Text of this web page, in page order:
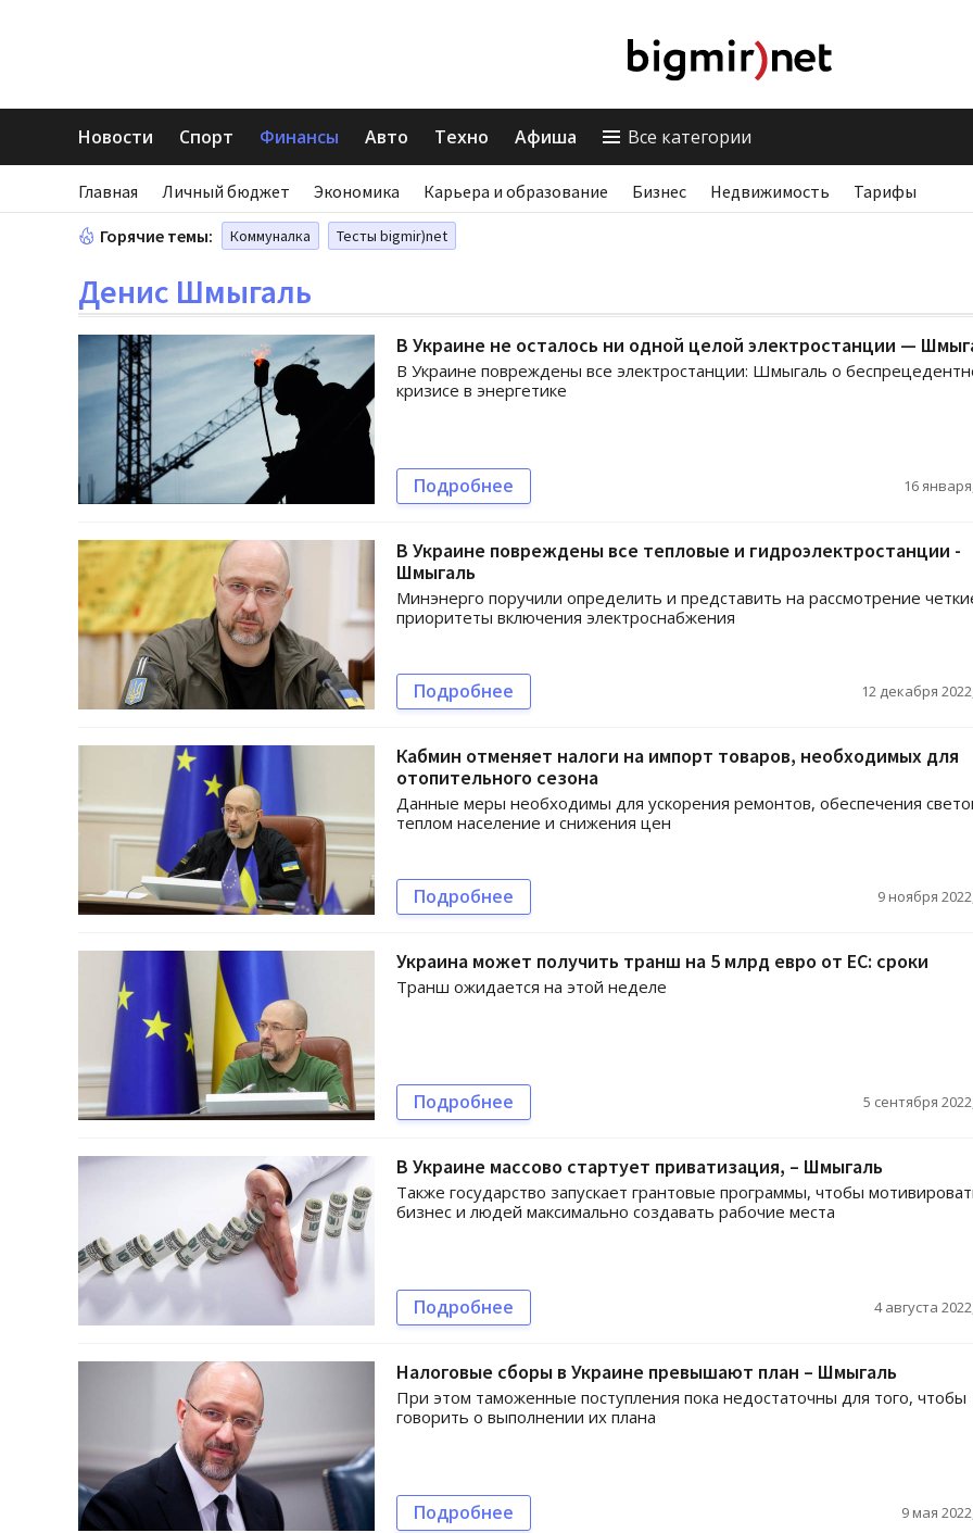
Новости Спорт Финансы Авто Техно Афиша Все категории
Главная Личный бюджет Экономика Карьера и образование Бизнес Недвижимость Тарифы
Горячие темы: Коммуналка Тесты bigmir)net
Денис Шмыгаль
В Украине не осталось ни одной целой электростанции —
В Украине повреждены все электростанции: Шмыгаль о
кризисе в энергетике
Подробнее 16
В Украине повреждены все тепловые и гидроэлектростанции -
Шмыгаль
Минэнерго поручили определить и представить на рассмотрение
приоритеты включения электроснабжения
Подробнее 12 декабря
Кабмин отменяет налоги на импорт товаров, необходимых для
отопительного сезона
Данные меры необходимы для ускорения ремонтов, обеспечения
теплом население и снижения цен
Подробнее 9 ноября
Украина может получить транш на 5 млрд евро от ЕС: сроки
Транш ожидается на этой неделе
Подробнее 5 сентября
В Украине массово стартует приватизация, – Шмыгаль
Также государство запускает грантовые программы, чтобы
бизнес и людей максимально создавать рабочие места
Подробнее 4 августа
Налоговые сборы в Украине превышают план – Шмыгаль
При этом таможенные поступления пока недостаточны для того, чтобы
говорить о выполнении их плана
Подробнее 9 мая